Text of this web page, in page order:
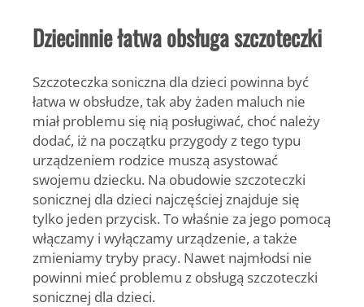
Dziecinnie łatwa obsługa szczoteczki
Szczoteczka soniczna dla dzieci powinna być
łatwa w obsłudze, tak aby żaden maluch nie
miał problemu się nią posługiwać, choć należy
dodać, iż na początku przygody z tego typu
urządzeniem rodzice muszą asystować
swojemu dziecku. Na obudowie szczoteczki
sonicznej dla dzieci najczęściej znajduje się
tylko jeden przycisk. To właśnie za jego pomocą
włączamy i wyłączamy urządzenie, a także
zmieniamy tryby pracy. Nawet najmłodsi nie
powinni mieć problemu z obsługą szczoteczki
sonicznej dla dzieci.